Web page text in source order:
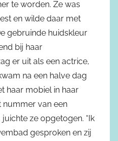
te worden. Ze was
en wilde daar met
gebruinde huidskleur
bij haar
er uit als een actrice,
na een halve dag
haar mobiel in haar
nummer van een
ze opgetogen. “Ik
gesproken en zij